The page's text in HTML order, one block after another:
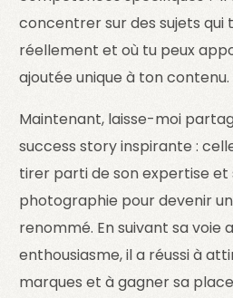
concentrer sur des sujets qui
réellement et où tu peux
ajoutée unique à ton contenu.
Maintenant, laisse-moi
success story inspirante :
tirer parti de son expertise et
photographie pour devenir
renommé. En suivant sa
enthousiasme, il a réussi à
marques et à gagner sa